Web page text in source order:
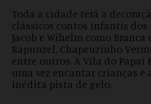
Toda a cidade terá a
clássicos contos infantis dos
Jacob e Wihelm como Branca
Rapunzel, Chapeuzinho
entre outros. A Vila do Papai
uma vez encantar crianças e
inédita pista de gelo.